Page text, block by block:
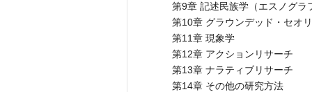
第9章 記述民族学（エスノグラ
第10章 グラウンデッド・セオ
第11章 現象学
第12章 アクションリサーチ
第13章 ナラティブリサーチ
第14章 その他の研究方法